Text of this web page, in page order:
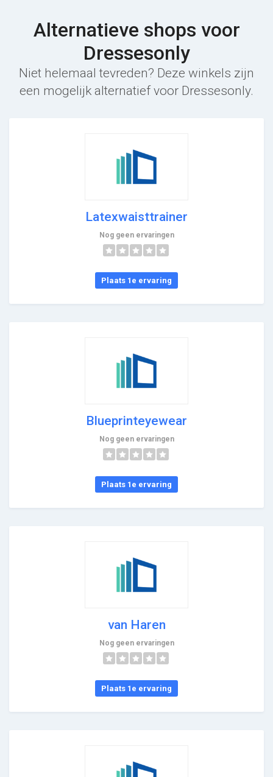
Alternatieve shops voor
Dressesonly
Niet helemaal tevreden? Deze winkels zijn
een mogelijk alternatief voor Dressesonly.
Latexwaisttrainer
Nog geen ervaringen
Plaats 1e ervaring
Blueprinteyewear
Nog geen ervaringen
Plaats 1e ervaring
van Haren
Nog geen ervaringen
Plaats 1e ervaring